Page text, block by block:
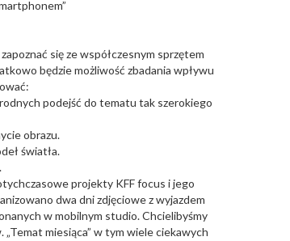
się ze współczesnym sprzętem
będzie możliwość zbadania wpływu
podejść do tematu tak szerokiego
obrazu.
światła.
projekty KFF focus i jego
dwa dni zdjęciowe z wyjazdem
w mobilnym studio. Chcielibyśmy
miesiąca” w tym wiele ciekawych